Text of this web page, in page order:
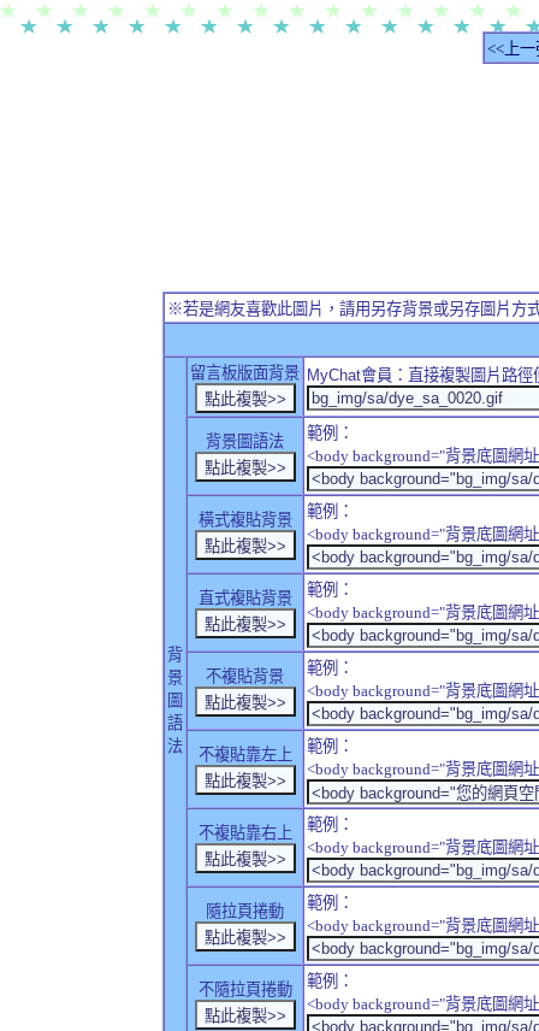
<<上一
※若是網友喜歡此圖片，請用另存背景或另存圖片方
背
景
圖
語
法
留言板版面背景 MyChat會員：直接複製圖片路
背景圖語法
範例：
<body background="背景底圖網
橫式複貼背景
範例：
<body background="背景底圖網
直式複貼背景
範例：
<body background="背景底圖網
不複貼背景
範例：
<body background="背景底圖網
不複貼靠左上
範例：
<body background="背景底圖網
不複貼靠右上
範例：
<body background="背景底圖網
隨拉頁捲動
範例：
<body background="背景底圖網
不隨拉頁捲動
範例：
<body background="背景底圖網